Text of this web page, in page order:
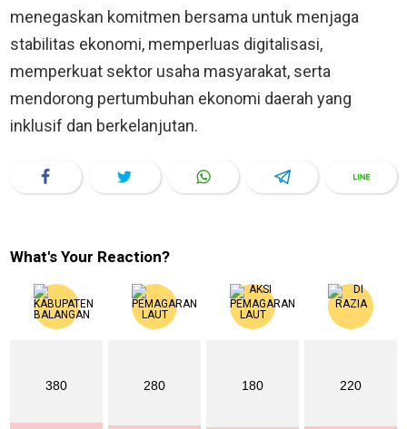
menegaskan komitmen bersama untuk menjaga
stabilitas ekonomi, memperluas digitalisasi,
memperkuat sektor usaha masyarakat, serta
mendorong pertumbuhan ekonomi daerah yang
inklusif dan berkelanjutan.
What's Your Reaction?
380 280 180 220